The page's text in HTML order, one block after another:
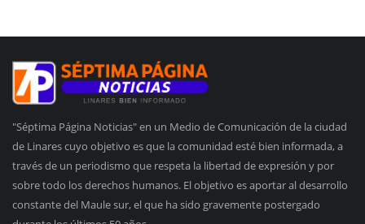
"Séptima Página Noticias" en un Medio de Comunicación de la ciudad
de Linares cuyo objetivo es que la comunidad esté bien informada, a
través de un periodismo que respeta la libertad de expresión y por
sobre todo los derechos humanos. El objetivo es aportar al desarrollo
constante del Maule sur, el que ha sido gravemente postergado